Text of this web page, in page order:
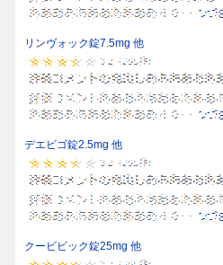
リンヴォック錠7.5mg 他
デエビゴ錠2.5mg 他
クービビック錠25mg 他